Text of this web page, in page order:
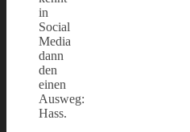
in
Social
Media
dann
den
einen
Ausweg:
Hass.